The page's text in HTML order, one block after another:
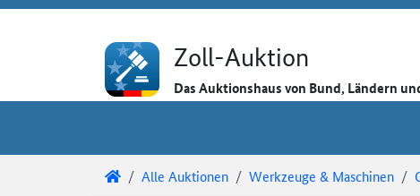
Zoll-Auktion
Das Auktionshaus von Bund, Ländern
Zoll-Auktion
Alle Auktionen Werkzeuge & Maschinen